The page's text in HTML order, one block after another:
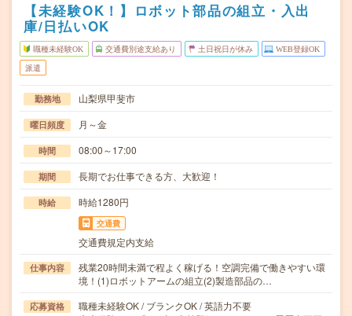
【未経験OK！】ロボット部品の組立・入出
庫/日払いOK
職種未経験OK 交通費別途支給あり 土日祝日が休み WEB登録OK
派遣
勤務地 山梨県甲斐市
曜日頻度 月～金
時間 08:00～17:00
期間 長期でお仕事できる方、大歓迎！
時給 時給1280円
交通費
交通費規定内支給
仕事内容
残業20時間未満で程よく稼げる！空調完備で働きやすい環
境！(1)ロボットアームの組立(2)製造部品の…
応募資格
職種未経験OK / ブランクOK / 英語力不要